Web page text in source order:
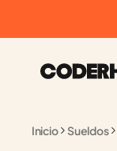
Inicio Sueldos